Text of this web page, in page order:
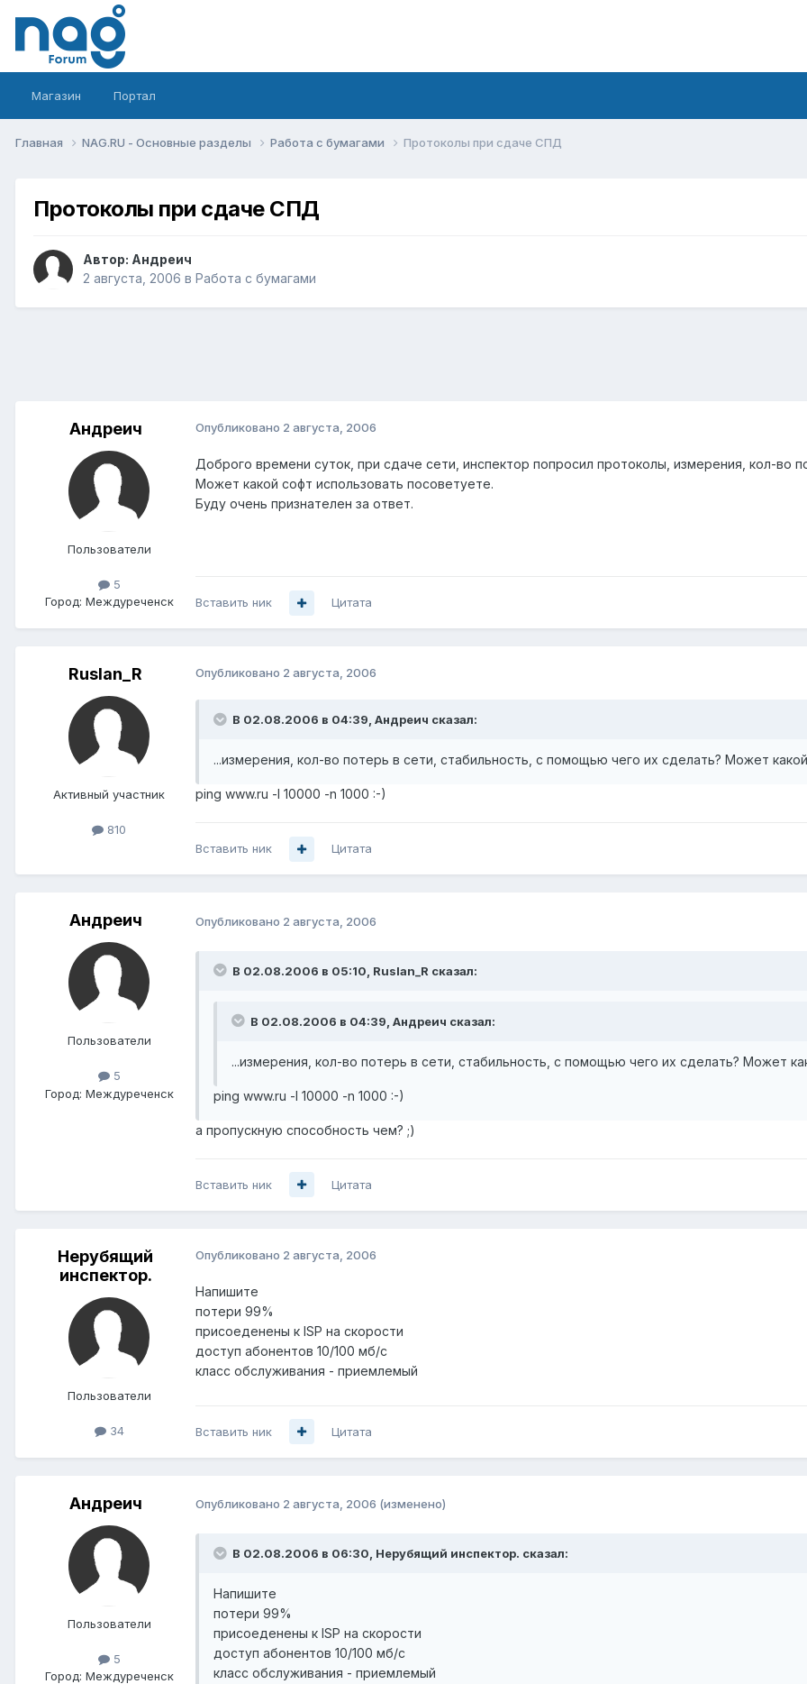
Магазин Портал
Главная NAG.RU - Основные разделы Работа с бумагами Протоколы при сдаче СПД
Протоколы при сдаче СПД
Автор: Андреич
2 августа, 2006 в Работа с бумагами
Андреич
Пользователи
5
Город: Междуреченск
Опубликовано 2 августа, 2006
Доброго времени суток, при сдаче сети, инспектор попросил протоколы, измерения, кол-во
Может какой софт использовать посоветуете.
Буду очень признателен за ответ.
Вставить ник Цитата
Ruslan_R
Активный участник
810
Опубликовано 2 августа, 2006
В 02.08.2006 в 04:39, Андреич сказал:
...измерения, кол-во потерь в сети, стабильность, с помощью чего их сделать? Может
ping www.ru -l 10000 -n 1000 :-)
Вставить ник Цитата
Андреич
Пользователи
5
Город: Междуреченск
Опубликовано 2 августа, 2006
В 02.08.2006 в 05:10, Ruslan_R сказал:
В 02.08.2006 в 04:39, Андреич сказал:
...измерения, кол-во потерь в сети, стабильность, с помощью чего их сделать? Может
ping www.ru -l 10000 -n 1000 :-)
а пропускную способность чем? ;)
Вставить ник Цитата
Нерубящий
инспектор.
Пользователи
34
Опубликовано 2 августа, 2006
Напишите
потери 99%
присоеденены к ISP на скорости
доступ абонентов 10/100 мб/с
класс обслуживания - приемлемый
Вставить ник Цитата
Андреич
Пользователи
5
Город: Междуреченск
Опубликовано 2 августа, 2006 (изменено)
В 02.08.2006 в 06:30, Нерубящий инспектор. сказал:
Напишите
потери 99%
присоеденены к ISP на скорости
доступ абонентов 10/100 мб/с
класс обслуживания - приемлемый